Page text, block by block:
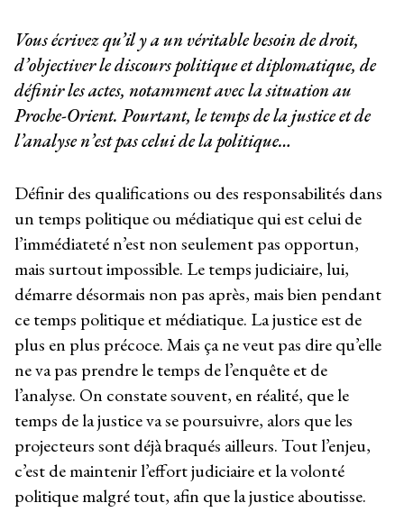
Vous écrivez qu’il y a un véritable besoin de droit,
d’objectiver le discours politique et diplomatique, de
définir les actes, notamment avec la situation au
Proche-Orient. Pourtant, le temps de la justice et de
l’analyse n’est pas celui de la politique…
Définir des qualifications ou des responsabilités dans
un temps politique ou médiatique qui est celui de
l’immédiateté n’est non seulement pas opportun,
mais surtout impossible. Le temps judiciaire, lui,
démarre désormais non pas après, mais bien pendant
ce temps politique et médiatique. La justice est de
plus en plus précoce. Mais ça ne veut pas dire qu’elle
ne va pas prendre le temps de l’enquête et de
l’analyse. On constate souvent, en réalité, que le
temps de la justice va se poursuivre, alors que les
projecteurs sont déjà braqués ailleurs. Tout l’enjeu,
c’est de maintenir l’effort judiciaire et la volonté
politique malgré tout, afin que la justice aboutisse.